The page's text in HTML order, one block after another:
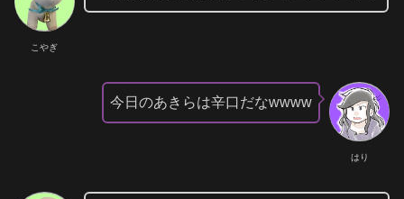
こやぎ
はり
今日のあきらは辛口だなwwww